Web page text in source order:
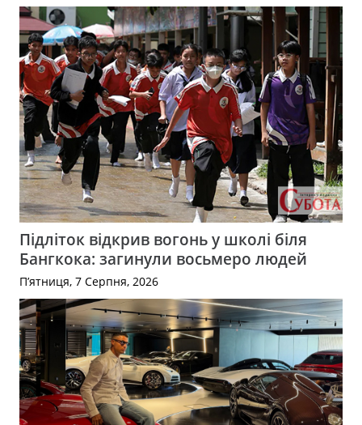
Підліток відкрив вогонь у школі біля
Бангкока: загинули восьмеро людей
П’ятниця, 7 Серпня, 2026